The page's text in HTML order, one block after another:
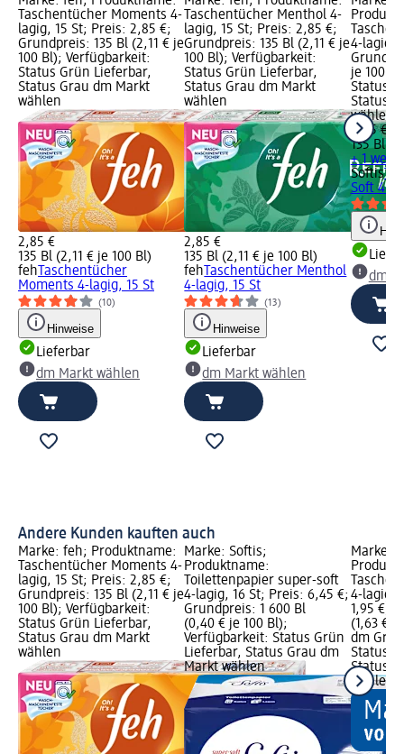
Taschentücher Moments 4-
lagig, 15 St; Preis: 2,85 €;
Grundpreis: 135 Bl (2,11 € je
100 Bl); Verfügbarkeit:
Status Grün Lieferbar,
Status Grau dm Markt
wählen
2,85 €
135 Bl (2,11 € je 100 Bl)
feh Taschentücher
Moments 4-lagig, 15 St
(10)
Hinweise
Lieferbar
dm Markt wählen
Taschentücher Menthol 4-
lagig, 15 St; Preis: 2,85 €;
Grundpreis: 135 Bl (2,11 € je
100 Bl); Verfügbarkeit:
Status Grün Lieferbar,
Status Grau dm Markt
wählen
2,85 €
135 Bl (2,11 € je 100 Bl)
feh Taschentücher Menthol
4-lagig, 15 St
(13)
Hinweise
Lieferbar
dm Markt wählen
4-lagig,
je 100
Status
Status
wählen
2,75 €
135 Bl
+ 1
Softis
Soft 4-
dm
Andere Kunden kauften auch
Marke: feh; Produktname:
Taschentücher Moments 4-
lagig, 15 St; Preis: 2,85 €;
Grundpreis: 135 Bl (2,11 € je
100 Bl); Verfügbarkeit:
Status Grün Lieferbar,
Status Grau dm Markt
wählen
Marke: Softis;
Produktname:
Toilettenpapier super-soft
4-lagig, 16 St; Preis: 6,45 €;
Grundpreis: 1 600 Bl
(0,40 € je 100 Bl);
Verfügbarkeit: Status Grün
Lieferbar, Status Grau dm
Markt wählen
Marke:
4-lagig,
1,95 €;
(1,63 €
dm
Status
Status
wählen